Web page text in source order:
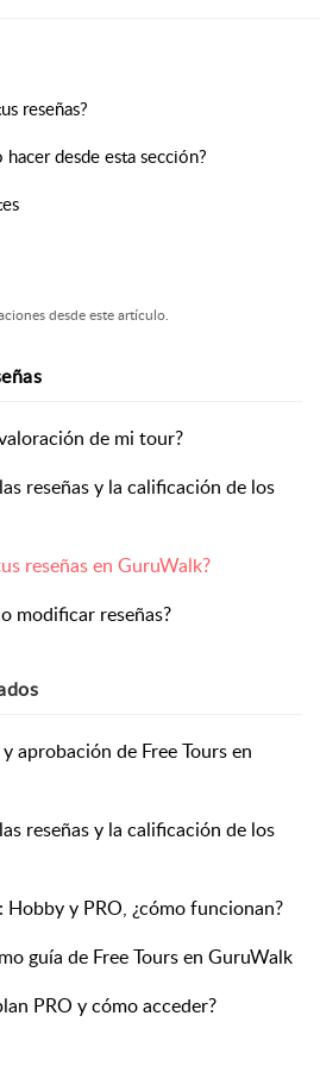
reseñas?
desde esta sección?
desde este artículo.
de mi tour?
reseñas y la calificación de los
reseñas en GuruWalk?
modificar reseñas?
aprobación de Free Tours en
reseñas y la calificación de los
Hobby y PRO, ¿cómo funcionan?
guía de Free Tours en GuruWalk
PRO y cómo acceder?